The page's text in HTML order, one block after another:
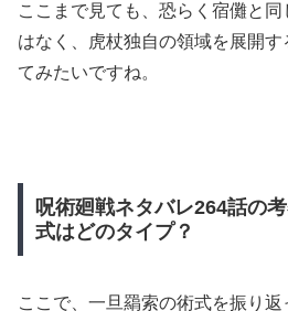
ここまで見ても、恐らく宿儺と
はなく、虎杖独自の領域を展開
てみたいですね。
呪術廻戦ネタバレ264話の
式はどのタイプ？
ここで、一旦羂索の術式を振り返